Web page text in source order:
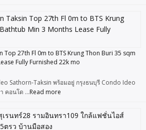
Top 27th Fl 0m to BTS Krung Thon Buri 35 sqm
Fully Furnished 22k mo
Sathorn-Taksin พร้อมอยู่ กรุงธนบุรี Condo Ideo
คอนโด …Read more